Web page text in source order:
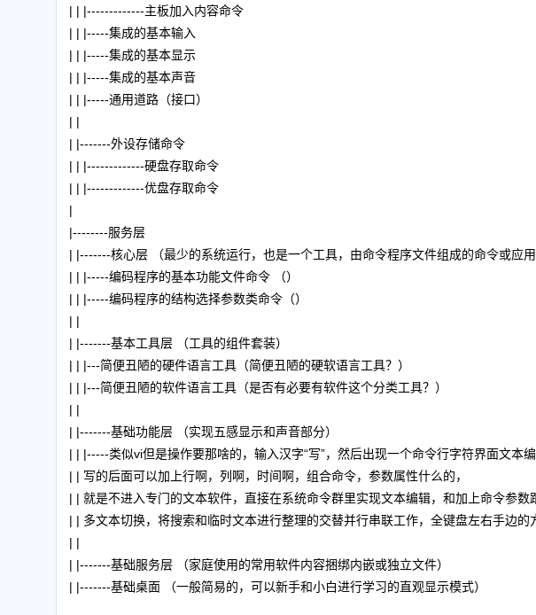
| | |-------------主板加入内容命令
| | |-----集成的基本输入
| | |-----集成的基本显示
| | |-----集成的基本声音
| | |-----通用道路（接口）
| |
| |-------外设存储命令
| | |-------------硬盘存取命令
| | |-------------优盘存取命令
|
|--------服务层
| |-------核心层 （最少的系统运行，也是一个工具，由命令程序文件组成的命令或应
| | |-----编码程序的基本功能文件命令 （）
| | |-----编码程序的结构选择参数类命令（）
| |
| |-------基本工具层 （工具的组件套装）
| | |---简便丑陋的硬件语言工具（简便丑陋的硬软语言工具？）
| | |---简便丑陋的软件语言工具（是否有必要有软件这个分类工具？）
| |
| |-------基础功能层 （实现五感显示和声音部分）
| | |-----类似vi但是操作要那啥的，输入汉字“写”，然后出现一个命令行字符界面文本
| | 写的后面可以加上行啊，列啊，时间啊，组合命令，参数属性什么的，
| | 就是不进入专门的文本软件，直接在系统命令群里实现文本编辑，和加上命令参
| | 多文本切换，将搜索和临时文本进行整理的交替并行串联工作，全键盘左右手边的
| |
| |-------基础服务层 （家庭使用的常用软件内容捆绑内嵌或独立文件）
| |-------基础桌面 （一般简易的，可以新手和小白进行学习的直观显示模式）